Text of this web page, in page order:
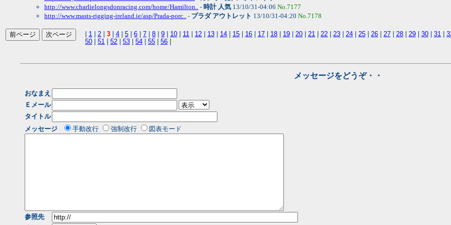
http://www.charlielongsdonracing.com/home/Hamilton.. - 時計 人気 13/10/31-04:06 No.7177
http://www.masts-rigging-ireland.ie/asp/Prada-porc.. - プラダ アウトレット 13/10/31-04:20 No.7178
1 2 3 4 5 6 7 8 9 10 11 12 13 14 15 16 17 18 19 20 21 22 23 24 25 26 27 28 29 30 31
50
51 52 53 54 55 56
メッセージをどうぞ・・
おなまえ
Ｅメール
タイトル
メッセージ
手動改行 強制改行 図表モード
参照先